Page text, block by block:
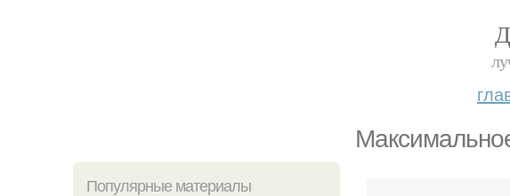
Популярные материалы